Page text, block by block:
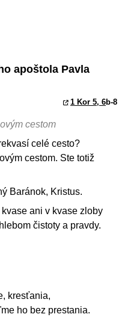
apoštola Pavla
1 Kor 5, 6b-8
cestom
celé cesto?
cestom. Ste totiž
Baránok, Kristus.
ani v kvase zloby
čistoty a pravdy.
kresťania,
ho bez prestania.